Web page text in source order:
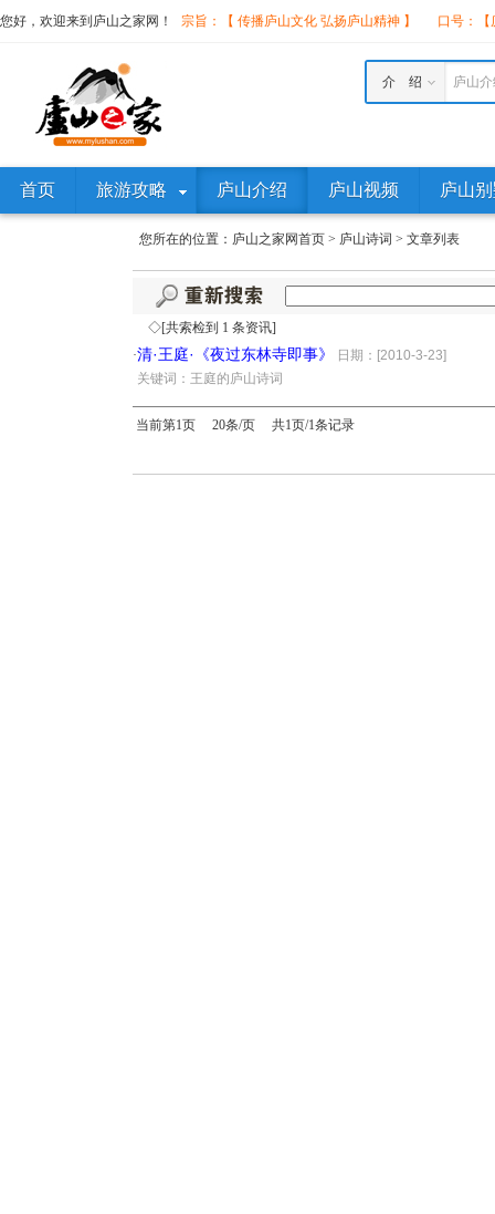
您好，欢迎来到庐山之家网！ 宗旨：【 传播庐山文化 弘扬庐山精神 】 口号：
庐山
介 绍
首页 旅游攻略 庐山介绍 庐山视频 庐山
您所在的位置： 庐山之家网首页 > 庐山诗词 > 文章列表
◇[共索检到 1 条资讯]
·清·王庭·《夜过东林寺即事》
日期：[2010-3-23]
关键词：王庭的庐山诗词
当前第1页 20条/页 共1页/1条记录